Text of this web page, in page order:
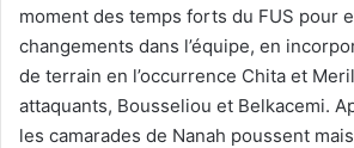
moment des temps forts du FUS pour
changements dans l’équipe, en
de terrain en l’occurrence Chita et
attaquants, Bousseliou et Belkacemi.
les camarades de Nanah poussent